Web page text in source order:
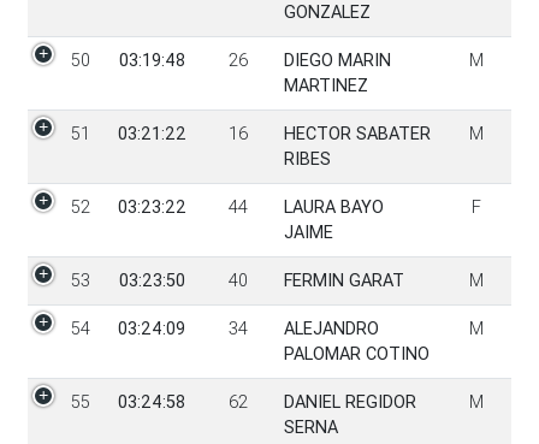
GONZALEZ
50 03:19:48 26
DIEGO MARIN
MARTINEZ
M
51 03:21:22 16
HECTOR SABATER
RIBES
M
52 03:23:22 44
LAURA BAYO
JAIME
F
53 03:23:50 40 FERMIN GARAT M
54 03:24:09 34
ALEJANDRO
PALOMAR COTINO
M
55 03:24:58 62
DANIEL REGIDOR
SERNA
M